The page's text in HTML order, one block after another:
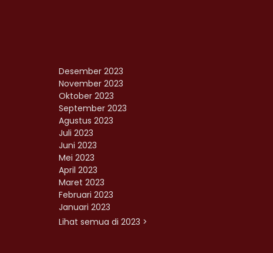
Desember 2023
November 2023
Oktober 2023
September 2023
Agustus 2023
Juli 2023
Juni 2023
Mei 2023
April 2023
Maret 2023
Februari 2023
Januari 2023
Lihat semua di 2023 >